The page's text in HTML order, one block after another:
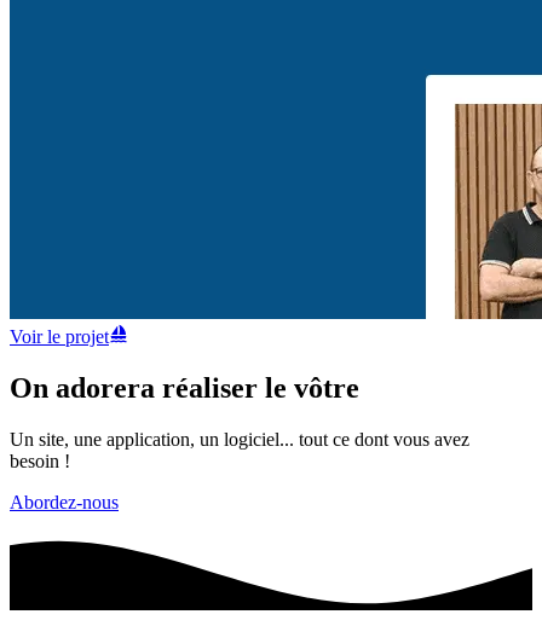
Voir le projet
On adorera réaliser le vôtre
Un site, une application, un logiciel... tout ce dont vous avez
besoin !
Abordez-nous